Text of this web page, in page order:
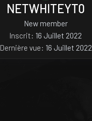
NETWHITEYT0
New member
Inscrit
16 Juillet 2022
Dernière vue
16 Juillet 2022